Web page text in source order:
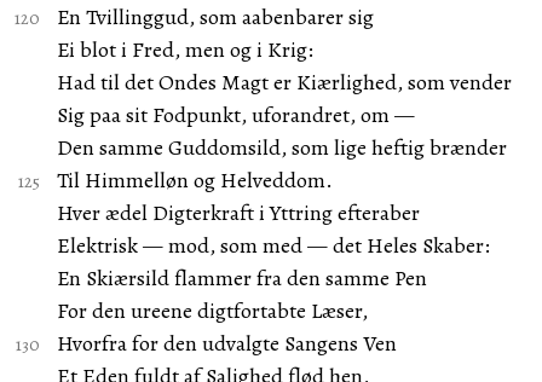
En Tvillinggud, som aabenbarer sig
Ei blot i Fred, men og i Krig:
Had til det Ondes Magt er Kiærlighed, som vender
Sig paa sit Fodpunkt, uforandret, om —
Den samme Guddomsild, som lige heftig brænder
Til Himmelløn og Helveddom.
Hver ædel Digterkraft i Yttring efteraber
Elektrisk — mod, som med — det Heles Skaber:
En Skiærsild flammer fra den samme Pen
For den ureene digtfortabte Læser,
Hvorfra for den udvalgte Sangens Ven
Et Eden fuldt af Salighed flød hen,